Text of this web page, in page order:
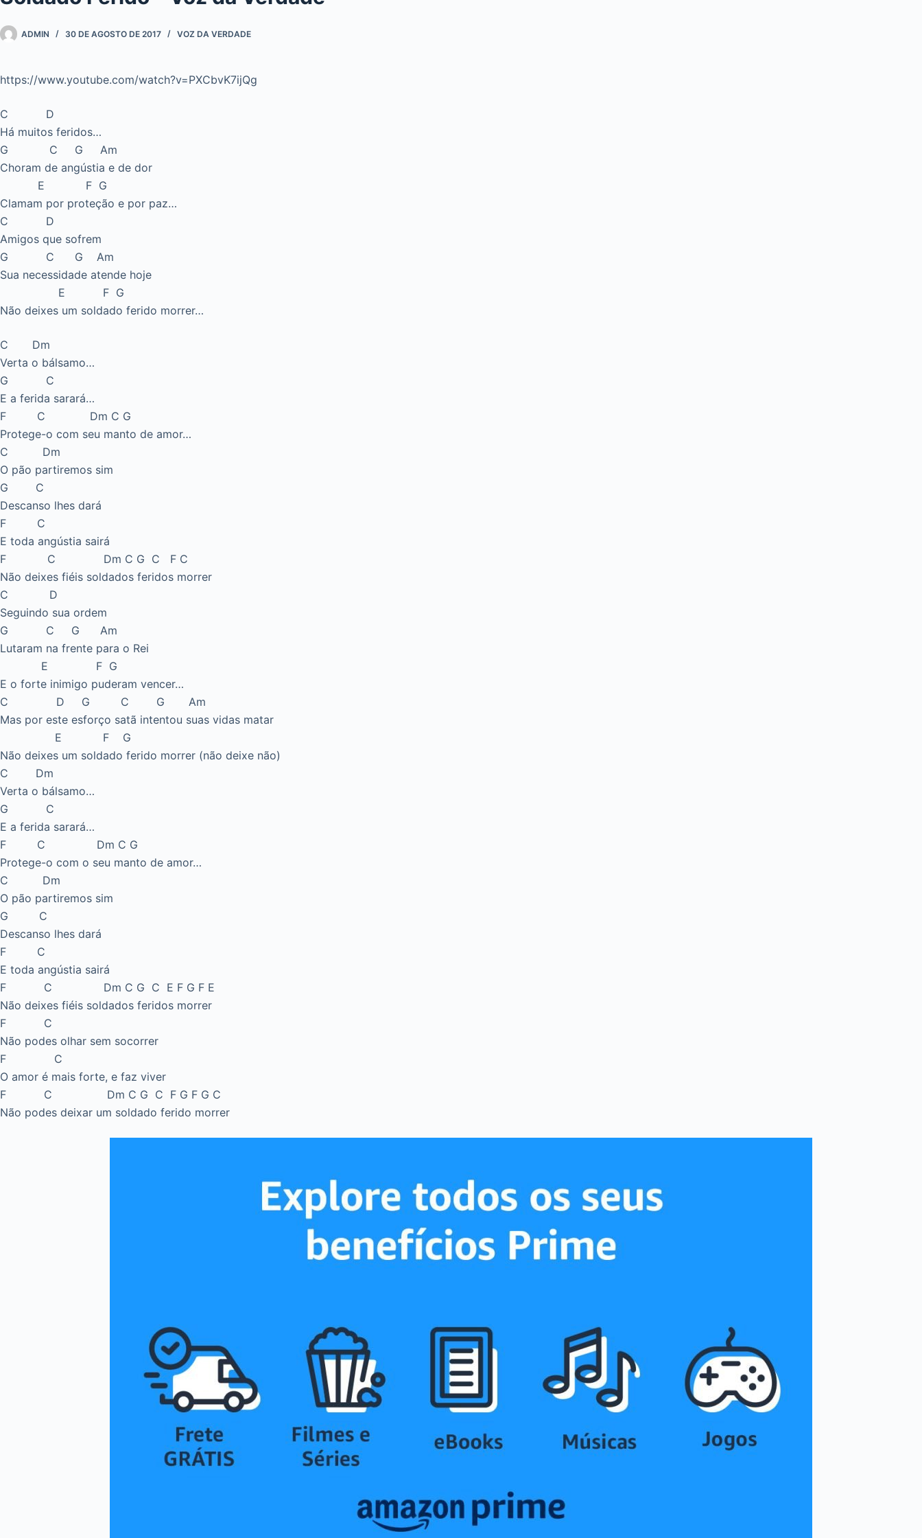
ADMIN 30 DE AGOSTO DE 2017 VOZ DA VERDADE
https://www.youtube.com/watch?v=PXCbvK7ijQg
C D
Há muitos feridos…
G C G Am
Choram de angústia e de dor
E F G
Clamam por proteção e por paz…
C D
Amigos que sofrem
G C G Am
Sua necessidade atende hoje
E F G
Não deixes um soldado ferido morrer…
C Dm
Verta o bálsamo…
G C
E a ferida sarará…
F C Dm C G
Protege-o com seu manto de amor…
C Dm
O pão partiremos sim
G C
Descanso lhes dará
F C
E toda angústia sairá
F C Dm C G C F C
Não deixes fiéis soldados feridos morrer
C D
Seguindo sua ordem
G C G Am
Lutaram na frente para o Rei
E F G
E o forte inimigo puderam vencer…
C D G C G Am
Mas por este esforço satã intentou suas vidas matar
E F G
Não deixes um soldado ferido morrer (não deixe não)
C Dm
Verta o bálsamo…
G C
E a ferida sarará…
F C Dm C G
Protege-o com o seu manto de amor…
C Dm
O pão partiremos sim
G C
Descanso lhes dará
F C
E toda angústia sairá
F C Dm C G C E F G F E
Não deixes fiéis soldados feridos morrer
F C
Não podes olhar sem socorrer
F C
O amor é mais forte, e faz viver
F C Dm C G C F G F G C
Não podes deixar um soldado ferido morrer